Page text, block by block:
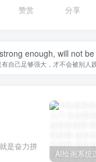
赞赏 分享
enough, will not
有自己足够强大，才不会被别人
是奋力拼